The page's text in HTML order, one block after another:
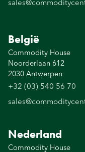
België
Commodity House
Noorderlaan 612
2030 Antwerpen
+32 (03) 540 56 70
Nederland
Commodity House